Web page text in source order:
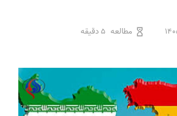
مطالعه 5 دقیقه